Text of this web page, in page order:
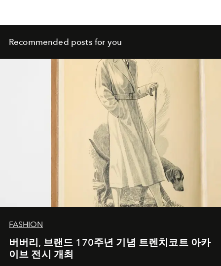
Recommended posts for you
FASHION
버버리, 브랜드 170주년 기념 트렌치코트 아카
이브 전시 개최